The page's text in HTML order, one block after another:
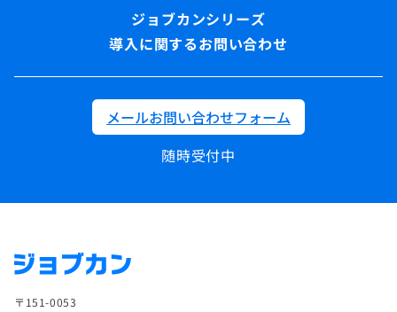
導入に関するお問い合わせ
メールお問い合わせフォーム
随時受付中
〒151-0053